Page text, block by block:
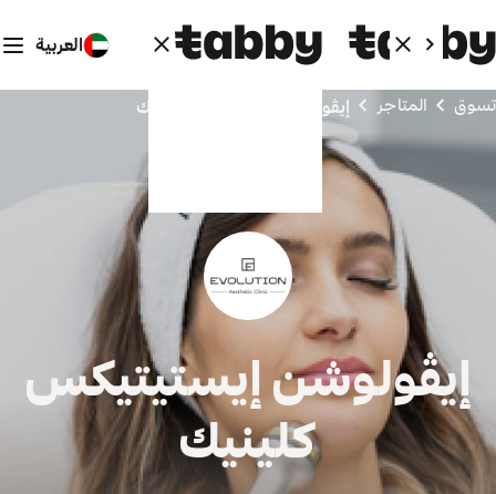
العربية
تسوق المتاجر إيڤولوشن إيستيتيكس كلينيك
إيڤولوشن إيستيتيكس
كلينيك